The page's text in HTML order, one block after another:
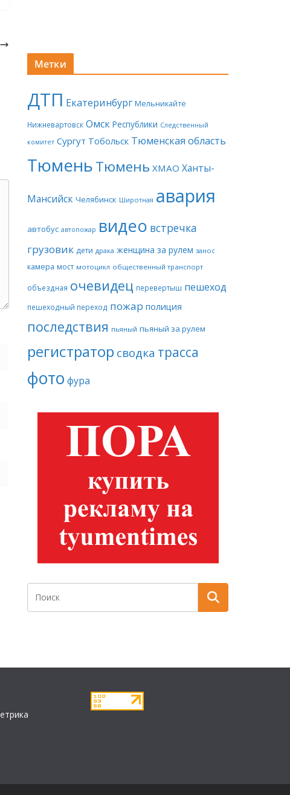
Метки
ДТП Екатеринбург Мельникайте
Нижневартовск Омск Республики Следственный
комитет Сургут Тобольск Тюменская область
ТюменьТюмень ХМАО Ханты-
Мансийск Челябинск Широтная авария
автобус автопожар видео встречка
грузовик дети драка женщина за рулем занос
камера мост мотоцикл общественный транспорт
объездная очевидец перевертыш пешеход
пешеходный переход пожар полиция
последствия пьяный пьяный за рулем
регистратор сводка трасса
фото фура